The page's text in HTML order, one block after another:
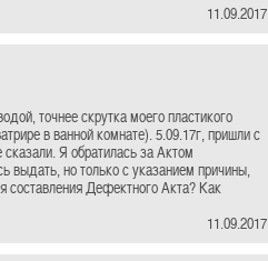
11.09.2017
точнее скрутка моего пластикого
в ванной комнате). 5.09.17г, пришли с
Я обратилась за Актом
выдать, но только с указанием причины,
составления Дефектного Акта? Как
11.09.2017